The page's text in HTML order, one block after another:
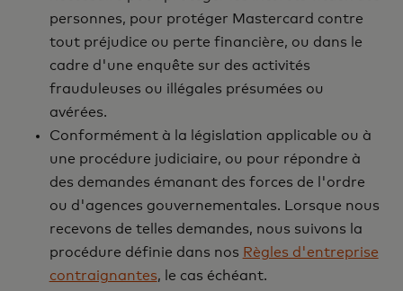
personnes, pour protéger Mastercard contre
tout préjudice ou perte financière, ou dans le
cadre d'une enquête sur des activités
frauduleuses ou illégales présumées ou
avérées.
Conformément à la législation applicable ou à
une procédure judiciaire, ou pour répondre à
des demandes émanant des forces de l'ordre
ou d'agences gouvernementales. Lorsque nous
recevons de telles demandes, nous suivons la
procédure définie dans nos Règles d'entreprise
contraignantes, le cas échéant.